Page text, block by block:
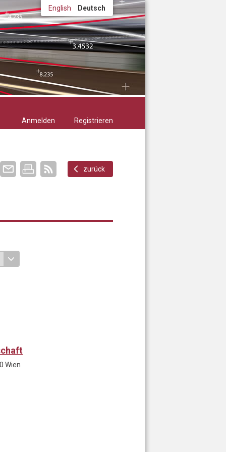
English Deutsch
Anmelden Registrieren
zurück
Wien